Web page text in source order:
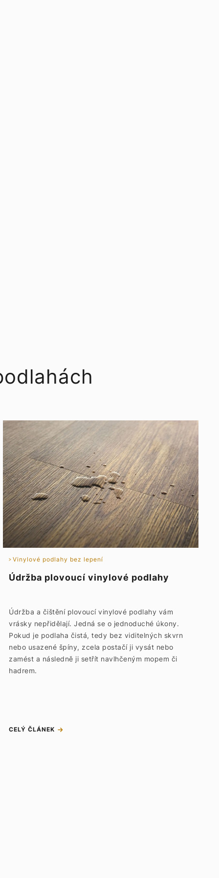
Vinylové podlahy bez lepení
Údržba plovoucí vinylové podlahy
Údržba a čištění plovoucí vinylové podlahy vám
vrásky nepřidělají. Jedná se o jednoduché úkony.
Pokud je podlaha čistá, tedy bez viditelných skvrn
nebo usazené špíny, zcela postačí ji vysát nebo
zamést a následně ji setřít navlhčeným mopem či
hadrem.
CELÝ ČLÁNEK